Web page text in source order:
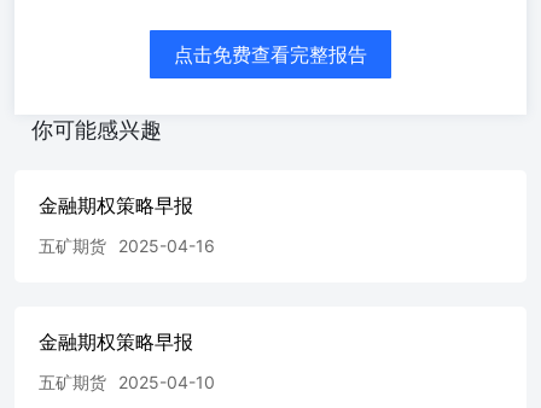
大盘蓝筹股板块：沪深300、上证300ETF、深证300ETF；
中小板板块：上证500ETF、深证500ETF、中证1000；创业
ETF。（2）每个板块选择部分品种给期权策略与建议；
（3）每个期权品种按照标的行情分析，期权因子研究和期
来源：WIND、五矿期货期权事业部 数据来源：WIND、五
数据来源：WIND、五矿期货期权事业部 数据来源：
数据来源：WIND、五矿期货期权事业部 数据来源：
WIND、五矿期货期权事业部 数据来源：WIND、五矿期货
点击免费查看完整报告
你可能感兴趣
金融期权策略早报
五矿期货 2025-04-16
金融期权策略早报
五矿期货 2025-04-10